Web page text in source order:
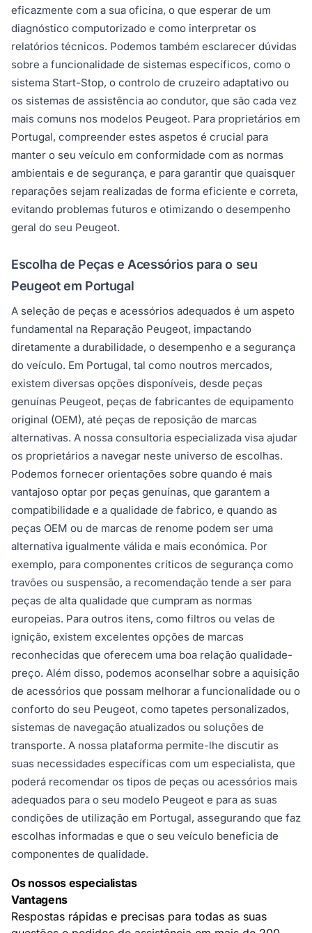
eficazmente com a sua oficina, o que esperar de um
diagnóstico computorizado e como interpretar os
relatórios técnicos. Podemos também esclarecer dúvidas
sobre a funcionalidade de sistemas específicos, como o
sistema Start-Stop, o controlo de cruzeiro adaptativo ou
os sistemas de assistência ao condutor, que são cada vez
mais comuns nos modelos Peugeot. Para proprietários em
Portugal, compreender estes aspetos é crucial para
manter o seu veículo em conformidade com as normas
ambientais e de segurança, e para garantir que quaisquer
reparações sejam realizadas de forma eficiente e correta,
evitando problemas futuros e otimizando o desempenho
geral do seu Peugeot.
Escolha de Peças e Acessórios para o seu
Peugeot em Portugal
A seleção de peças e acessórios adequados é um aspeto
fundamental na Reparação Peugeot, impactando
diretamente a durabilidade, o desempenho e a segurança
do veículo. Em Portugal, tal como noutros mercados,
existem diversas opções disponíveis, desde peças
genuínas Peugeot, peças de fabricantes de equipamento
original (OEM), até peças de reposição de marcas
alternativas. A nossa consultoria especializada visa ajudar
os proprietários a navegar neste universo de escolhas.
Podemos fornecer orientações sobre quando é mais
vantajoso optar por peças genuínas, que garantem a
compatibilidade e a qualidade de fabrico, e quando as
peças OEM ou de marcas de renome podem ser uma
alternativa igualmente válida e mais económica. Por
exemplo, para componentes críticos de segurança como
travões ou suspensão, a recomendação tende a ser para
peças de alta qualidade que cumpram as normas
europeias. Para outros itens, como filtros ou velas de
ignição, existem excelentes opções de marcas
reconhecidas que oferecem uma boa relação qualidade-
preço. Além disso, podemos aconselhar sobre a aquisição
de acessórios que possam melhorar a funcionalidade ou o
conforto do seu Peugeot, como tapetes personalizados,
sistemas de navegação atualizados ou soluções de
transporte. A nossa plataforma permite-lhe discutir as
suas necessidades específicas com um especialista, que
poderá recomendar os tipos de peças ou acessórios mais
adequados para o seu modelo Peugeot e para as suas
condições de utilização em Portugal, assegurando que faz
escolhas informadas e que o seu veículo beneficia de
componentes de qualidade.
Os nossos especialistas
Vantagens
Respostas rápidas e precisas para todas as suas